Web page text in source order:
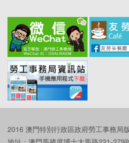
2016 澳門特別行政區政府勞工事務局